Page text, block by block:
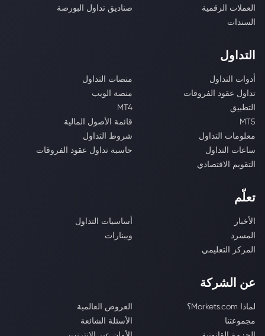
العملات الرقمية
صناديق تداول البورصة
السندات
التداول
أدوات التداول
منصات التداول
تداول عقود الفروقات
منصة الويب
التطبيق
MT4
MT5
قائمة الأصول المالية
معلومات التداول
شروط التداول
ساعات التداول
حاسبة تداول عقود الفروقات
التقويم الاقتصادي
تعلّم
الأخبار
أساسيات التداول
المسرد
ويبنارات
المركز التعليمي
عن الشركة
لماذا Markets.com؟
العروض العالمية
مجموعتنا
الأسئلة الشائعة